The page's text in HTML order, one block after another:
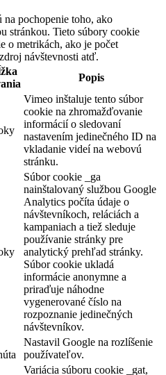
pochopenie toho, ako
stránkou. Tieto súbory cookie
o metrikách, ako je počet
návštevnosti atď.
Popis
Vimeo inštaluje tento súbor
cookie na zhromažďovanie
informácií o sledovaní
nastavením jedinečného ID na
vkladanie videí na webovú
stránku.
Súbor cookie _ga
nainštalovaný službou Google
Analytics počíta údaje o
návštevníkoch, reláciách a
kampaniach a tiež sleduje
používanie stránky pre
analytický prehľad stránky.
Súbor cookie ukladá
informácie anonymne a
priraďuje náhodne
vygenerované číslo na
rozpoznanie jedinečných
návštevníkov.
Nastavil Google na rozlíšenie
používateľov.
Variácia súboru cookie _gat,